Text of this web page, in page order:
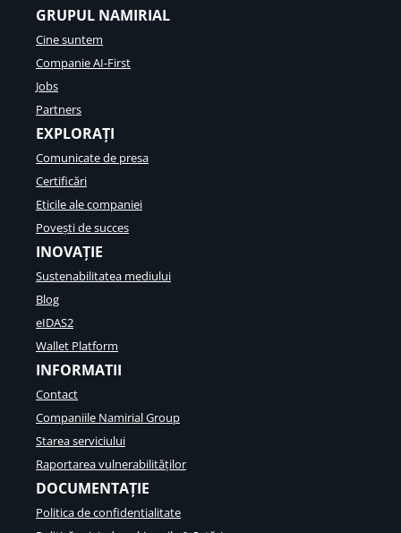
GRUPUL NAMIRIAL
Cine suntem
Companie AI-First
Jobs
Partners
EXPLORAȚI
Comunicate de presa
Certificări
Eticile ale companiei
Povești de succes
INOVAȚIE
Sustenabilitatea mediului
Blog
eIDAS2
Wallet Platform
INFORMATII
Contact
Companiile Namirial Group
Starea serviciului
Raportarea vulnerabilităților
DOCUMENTAȚIE
Politica de confidentialitate